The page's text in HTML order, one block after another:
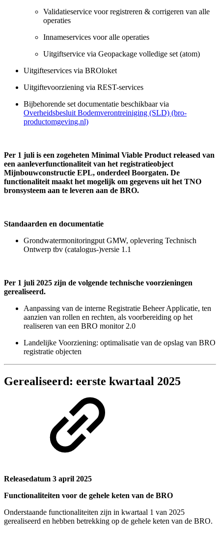
Validatieservice voor registreren & corrigeren van alle
operaties
Innameservices voor alle operaties
Uitgiftservice via Geopackage volledige set (atom)
Uitgifteservices via BROloket
Uitgiftevoorziening via REST-services
Bijbehorende set documentatie beschikbaar via
Overheidsbesluit Bodemverontreiniging (SLD) (bro-
productomgeving.nl)
Per 1 juli is een zogeheten Minimal Viable Product released van
een aanleverfunctionaliteit van het registratieobject
Mijnbouwconstructie EPL, onderdeel Boorgaten. De
functionaliteit maakt het mogelijk om gegevens uit het TNO
bronsysteem aan te leveren aan de BRO.
Standaarden en documentatie
Grondwatermonitoringput GMW, oplevering Technisch
Ontwerp tbv (catalogus-)versie 1.1
Per 1 juli 2025 zijn de volgende technische voorzieningen
gerealiseerd.
Aanpassing van de interne Registratie Beheer Applicatie, ten
aanzien van rollen en rechten, als voorbereiding op het
realiseren van een BRO monitor 2.0
Landelijke Voorziening: optimalisatie van de opslag van BRO
registratie objecten
Gerealiseerd: eerste kwartaal 2025
Releasedatum 3 april 2025
Functionaliteiten voor de gehele keten van de BRO
Onderstaande functionaliteiten zijn in kwartaal 1 van 2025
gerealiseerd en hebben betrekking op de gehele keten van de BRO.